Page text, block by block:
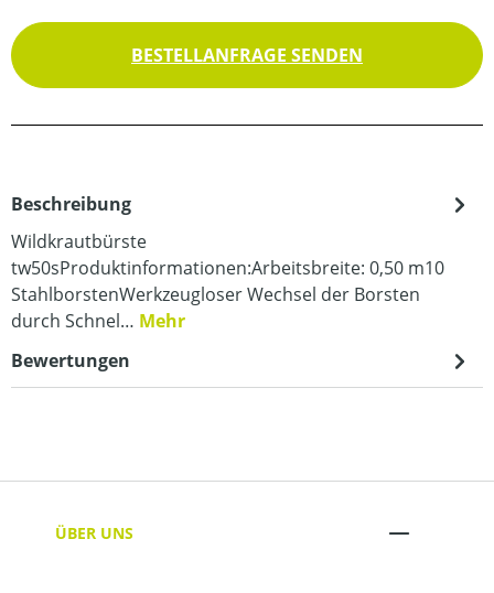
BESTELLANFRAGE SENDEN
Beschreibung
Wildkrautbürste
tw50sProduktinformationen:Arbeitsbreite: 0,50 m10
StahlborstenWerkzeugloser Wechsel der Borsten
durch Schnel… Mehr
Bewertungen
ÜBER UNS